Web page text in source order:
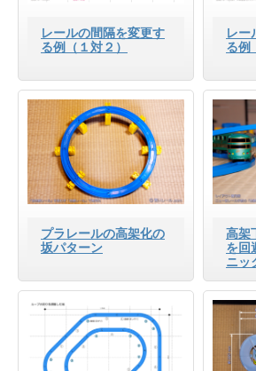
レールの間隔を変更す
る例（１対２）
レー
る例
プラレールの高架化の
坂パターン
高架
を回
ニッ